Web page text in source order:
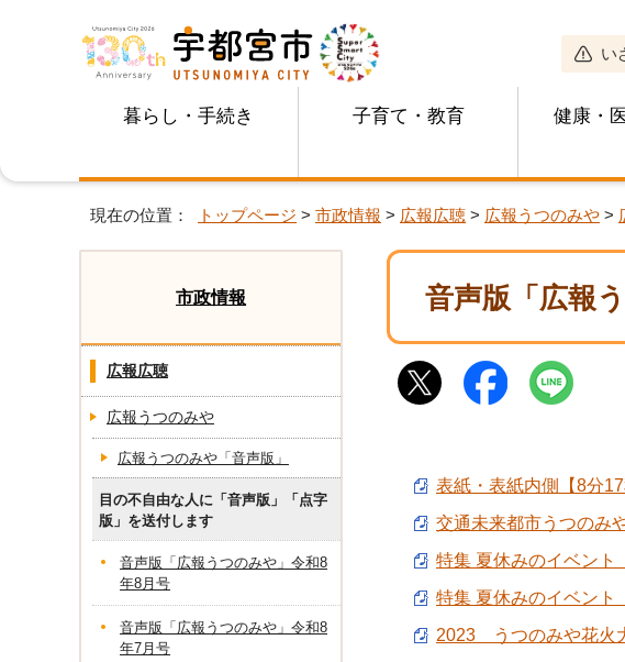
い
暮らし・手続き 子育て・教育 健康・
現在の位置： トップページ > 市政情報 > 広報広聴 > 広報うつのみや >
音声版「広報
表紙・表紙内側【8分17
交通未来都市うつのみ
特集 夏休みのイベント
特集 夏休みのイベント
2023 うつのみや花火
市政情報
広報広聴
広報うつのみや
広報うつのみや「音声版」
目の不自由な人に「音声版」「点字
版」を送付します
音声版「広報うつのみや」令和8
年8月号
音声版「広報うつのみや」令和8
年7月号